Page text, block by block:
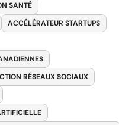
SANTÉ
ACCÉLÉRATEUR STARTUPS
RÉSEAUX SOCIAUX